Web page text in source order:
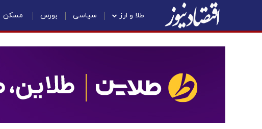
طلا و ارز سیاسی بورس مسکن